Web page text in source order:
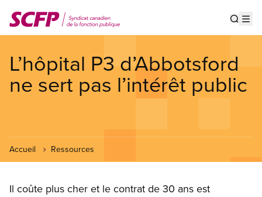
au
contenu
L’hôpital P3 d’Abbotsford
ne sert pas l’intérêt public
Accueil Ressources
Il coûte plus cher et le contrat de 30 ans est